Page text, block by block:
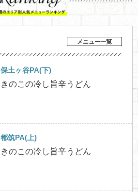
メニュー一覧
保土ヶ谷PA(下)
きのこの冷し旨辛うどん
都筑PA(上)
きのこの冷し旨辛うどん